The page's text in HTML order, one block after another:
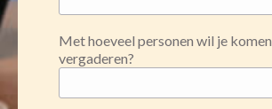
Met hoeveel personen wil je komen
vergaderen?